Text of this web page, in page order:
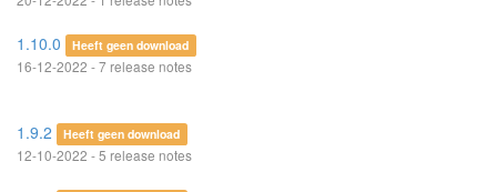
1.10.0 Heeft geen download
16-12-2022 - 7 release notes
1.9.2 Heeft geen download
12-10-2022 - 5 release notes